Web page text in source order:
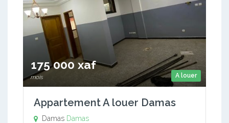
A louer
175 000 xaf
mois
Appartement A louer Damas
Damas Damas